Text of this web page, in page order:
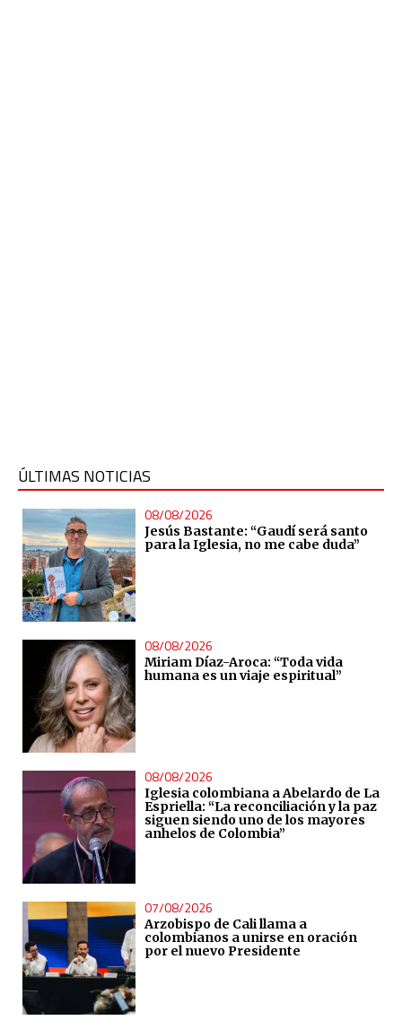
ÚLTIMAS NOTICIAS
08/08/2026
Jesús Bastante: “Gaudí será santo
para la Iglesia, no me cabe duda”
08/08/2026
Miriam Díaz-Aroca: “Toda vida
humana es un viaje espiritual”
08/08/2026
Iglesia colombiana a Abelardo de La
Espriella: “La reconciliación y la paz
siguen siendo uno de los mayores
anhelos de Colombia”
07/08/2026
Arzobispo de Cali llama a
colombianos a unirse en oración
por el nuevo Presidente